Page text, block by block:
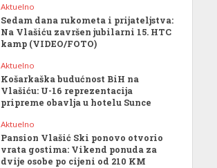
Aktuelno
Sedam dana rukometa i prijateljstva:
Na Vlašiću završen jubilarni 15. HTC
kamp (VIDEO/FOTO)
Aktuelno
Košarkaška budućnost BiH na
Vlašiću: U-16 reprezentacija
pripreme obavlja u hotelu Sunce
Aktuelno
Pansion Vlašić Ski ponovo otvorio
vrata gostima: Vikend ponuda za
dvije osobe po cijeni od 210 KM